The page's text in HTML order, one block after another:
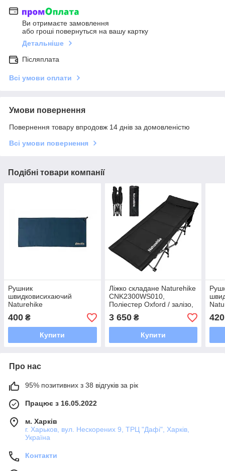
Ви отримаєте замовлення
або гроші повернуться на вашу картку
Детальніше
Післяплата
Всі умови оплати
Умови повернення
Повернення товару впродовж 14 днів за домовленістю
Всі умови повернення
Подібні товари компанії
Рушник
швидковисихаючий
Naturehike
CNK2300SS010, 90*38,
темно-синій
400 ₴
Купити
Ліжко складане Naturehike
CNK2300WS010,
Поліестер Oxford / залізо,
чорний
3 650₴
Купити
420
Про нас
95% позитивних з 38 відгуків за рік
Працює з 16.05.2022
м. Харків
г. Харьков, вул. Нескорених 9, ТРЦ "Дафі", Харків,
Україна
Контакти